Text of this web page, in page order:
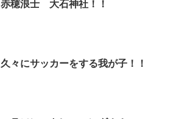
赤穂浪士 大石神社！！
久々にサッカーをする我が子！！